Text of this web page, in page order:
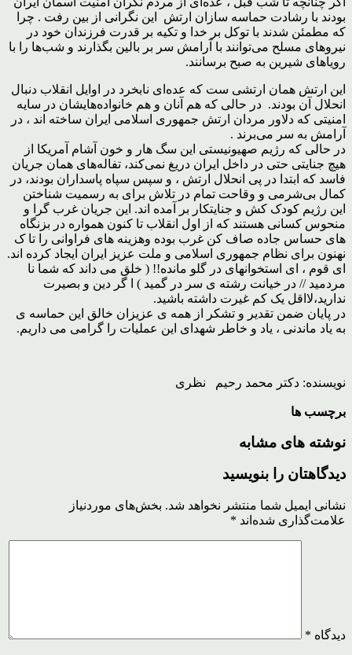
بودند با رشادت حماسه سازان ارتش این نگرانی از بین رفت . چرا
که مطمئن شدند با توکل بر خدا و تکیه بر قدرت فرزندان خود در
نیروهای مسلح می‌توانند با آرامش سر بر بالین بگذارند و شب‌ها را با
رویاهای شیرین به صبح برسانند.
این ارتش همان ارتشی ست که عده‌ای نابخرد در اوایل انقلاب دنبال
انحلال آن بودند. در حالی که هم آنان و هم خانواده‌هایشان در سایه
امنیتی که دلاور مردان ارتش جمهوری اسلامی ایران ساخته اند ، در
آرامش به سر می‌برند .
در حالی که رژیم صهیونیستی این سگ هار و خون آشام آمریکا از
هیچ جنایتی حتی در داخل ایران دریغ نمی‌کند، تفاله‌های همان جریان
فاسد که ابتدا در پی انحلال ارتش ، و سپس سپاه پاسداران بودند، در
کمال بی‌شرمی و وقاحت تمام در تلاش برای به رسمیت شناختن
این رژیم کودک کش و جنایتکار بر آمده اند. این جریان غرب گرا و
منحوس کسانی هستند که از اول انقلاب تا کنون همواره در بزنگاه
های حساس جاده صاف کن غرب بوده وهزینه های فراوانی را تا ک
نهنون برای نظام جمهوری اسلامی و ملت عزیز ایران ایجاد کرده اند.
ای قوم ، ای استخوانهای در گلو مانده!! ( خلق می داند که شما نا
مردمید // در خیانت رشته ی سر در گمید ) ا گر دین و بصیرت
ندارید،لااقل یک کم غیرت داشته باشید.
در پایان ضمن تقدیر و تشکر از همه ی عزیزان خالق این حماسه ی
به یاد ماندنی ، یاد و خاطر شهدای این عملیات را گرامی می داریم.
نویسنده: دکتر محمد رحیم نظری
برچسب ها
نوشته های مشابه
دیدگاهتان را بنویسید
نشانی ایمیل شما منتشر نخواهد شد. بخش‌های موردنیاز
علامت‌گذاری شده‌اند *
دیدگاه *